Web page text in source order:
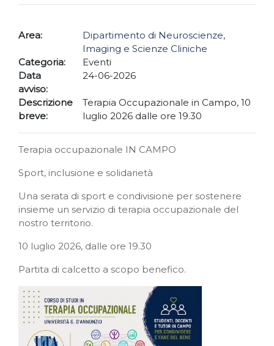
Area:
Dipartimento di Neuroscienze,
Imaging e Scienze Cliniche
Categoria:
Eventi
Data
avviso:
24-06-2026
Descrizione
breve:
Terapia Occupazionale in Campo, 10
luglio 2026 dalle ore 19.30
Terapia occupazionale IN CAMPO
Sport, inclusione e solidarietà
Una serata di sport e condivisione per sostenere
insieme un servizio di terapia occupazionale del
nostro territorio.
10 luglio 2026, dalle ore 19.30
Partita di calcetto a scopo benefico.